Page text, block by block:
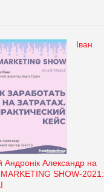
Іван
Андронік Александр на
SHOW-2021: